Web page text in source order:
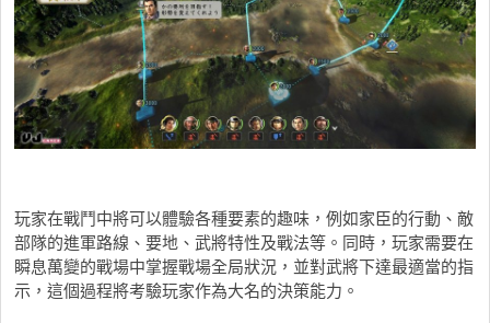
玩家在戰鬥中將可以體驗各種要素的趣味，例如家臣的行動、敵
部隊的進軍路線、要地、武將特性及戰法等。同時，玩家需要在
瞬息萬變的戰場中掌握戰場全局狀況，並對武將下達最適當的指
示，這個過程將考驗玩家作為大名的決策能力。